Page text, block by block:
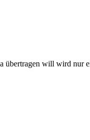
will wird nur